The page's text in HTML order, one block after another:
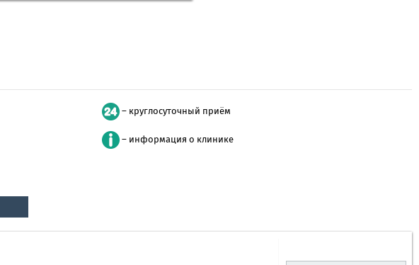
– круглосуточный приём
– информация о клинике